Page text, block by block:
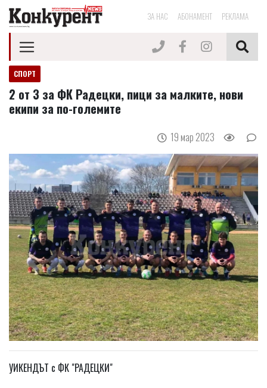
ЗА НАС АБОНАМЕНТ РЕКЛАМА
СПОРТ
2 от 3 за ФК Радецки, пици за малките, нови
екипи за по-големите
19 мар 2023
УИКЕНДЪТ с ФК "РАДЕЦКИ"